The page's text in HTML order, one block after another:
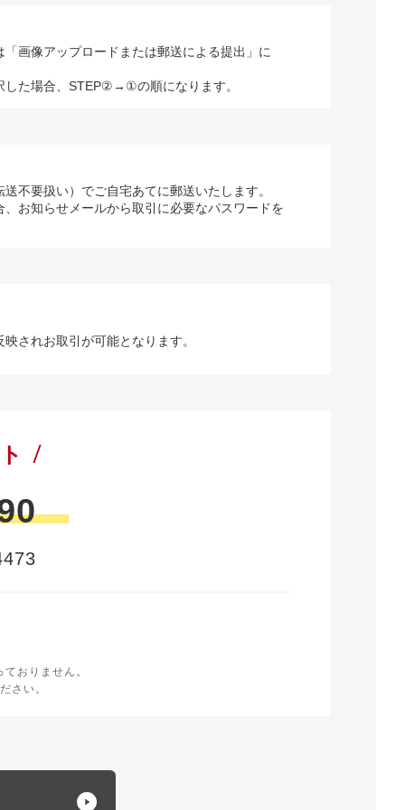
画像アップロードまたは郵送による提出」に
した場合、STEP②→①の順になります。
不要扱い）でご自宅あてに郵送いたします。
お知らせメールから取引に必要なパスワードを
されお取引が可能となります。
おりません。
さい。